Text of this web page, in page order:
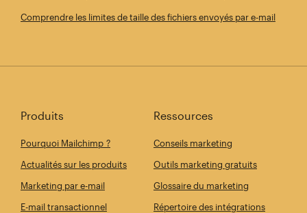
Comprendre les limites de taille des fichiers envoyés par e-mail
Produits
Pourquoi Mailchimp ?
Actualités sur les produits
Marketing par e-mail
E-mail transactionnel
Ressources
Conseils marketing
Outils marketing gratuits
Glossaire du marketing
Répertoire des intégrations